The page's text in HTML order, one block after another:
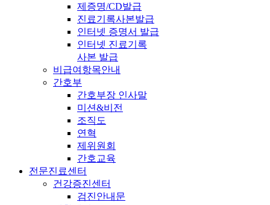
제증명/CD발급
진료기록사본발급
인터넷 증명서 발급
인터넷 진료기록
사본 발급
비급여항목안내
간호부
간호부장 인사말
미션&비전
조직도
연혁
제위원회
간호교육
전문진료센터
건강증진센터
검진안내문